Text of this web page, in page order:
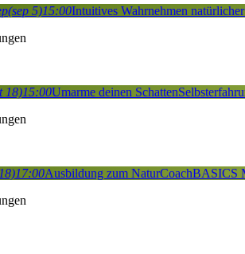
(sep 5)15:00Intuitives Wahrnehmen
18)15:00Umarme deinen Schatten
17:00Ausbildung zum NaturCoachBASICS